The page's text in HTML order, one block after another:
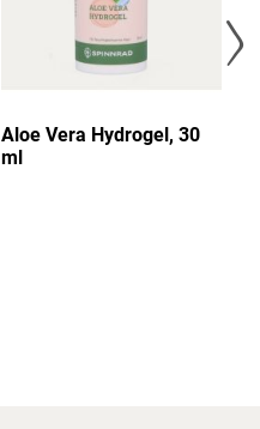
Aloe Vera Hydrogel, 30
ml